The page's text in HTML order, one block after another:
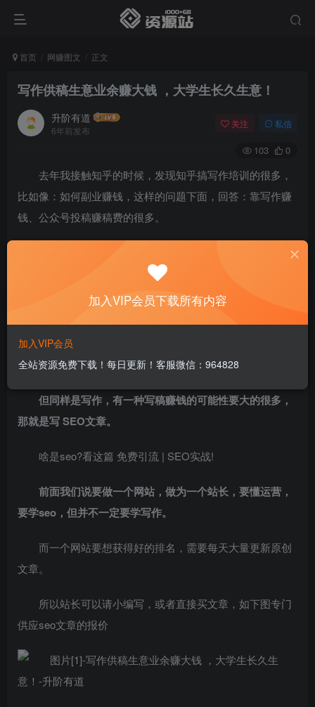
首页 网赚图文 正文
写作供稿生意业余赚大钱 ，大学生长久生意！
升阶有道
6年前发布
关注 私信
103 0
去年我接触知乎的时候，发现知乎搞写作培训的很多，
比如像：如何副业赚钱，这样的问题下面，回答：靠写作赚
钱、公众号投稿赚稿费的很多。
有的号称一个月供稿能赚2-3万，有的号称写一篇稿子收
但我认真分析后，我发现这些文章的背后，要不是搞写
作培训，要不骗稿，要不就是给公众号吸粉。
总之，靠给公众号供稿赚钱的可能性非常低。
但同样是写作，有一种写稿赚钱的可能性要大的很多，
那就是写 SEO文章。
啥是seo?看这篇 免费引流 | SEO实战!
前面我们说要做一个网站，做为一个站长，要懂运营，
要学seo，但并不一定要学写作。
而一个网站要想获得好的排名，需要每天大量更新原创
文章。
所以站长可以请小编写，或者直接买文章，如下图专门
供应seo文章的报价
加入VIP会员下载所有内容
加入VIP会员
全站资源免费下载！每日更新！客服微信：964828